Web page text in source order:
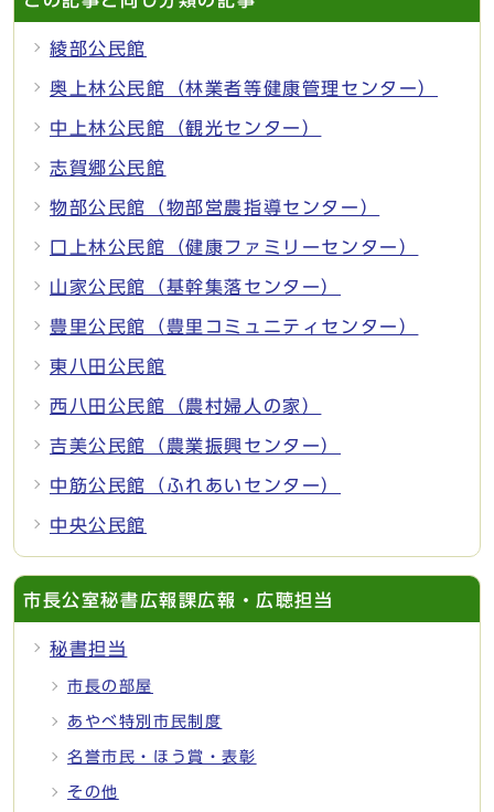
綾部公民館
奥上林公民館（林業者等健康管理センター）
中上林公民館（観光センター）
志賀郷公民館
物部公民館（物部営農指導センター）
口上林公民館（健康ファミリーセンター）
山家公民館（基幹集落センター）
豊里公民館（豊里コミュニティセンター）
東八田公民館
西八田公民館（農村婦人の家）
吉美公民館（農業振興センター）
中筋公民館（ふれあいセンター）
中央公民館
市長公室秘書広報課広報・広聴担当
秘書担当
市長の部屋
あやべ特別市民制度
名誉市民・ほう賞・表彰
その他